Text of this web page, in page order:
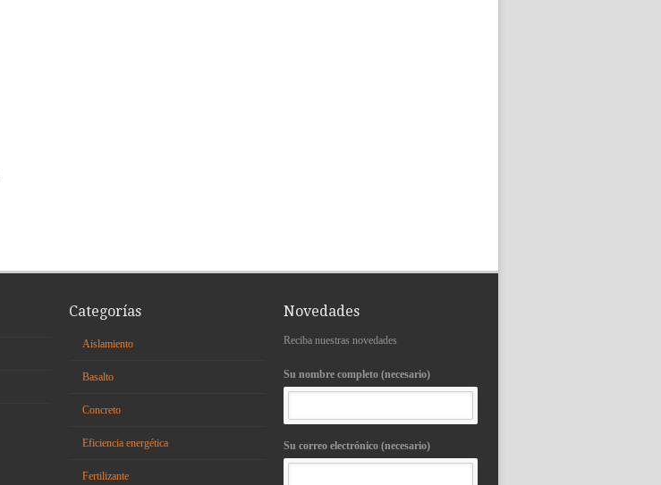
Categorías
Aislamiento
Basalto
Concreto
Eficiencia energética
Fertilizante
Novedades
Reciba nuestras novedades
Su nombre completo (necesario)
Su correo electrónico (necesario)